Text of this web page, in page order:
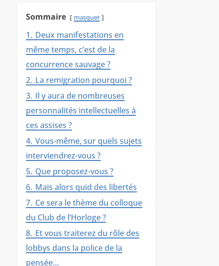
Sommaire masquer
1. Deux manifestations en
même temps, c’est de la
concurrence sauvage ?
2. La remigration pourquoi ?
3. Il y aura de nombreuses
personnalités intellectuelles à
ces assises ?
4. Vous-même, sur quels sujets
interviendrez-vous ?
5. Que proposez-vous ?
6. Mais alors quid des libertés
7. Ce sera le thème du colloque
du Club de l’Horloge ?
8. Et vous traiterez du rôle des
lobbys dans la police de la
pensée…